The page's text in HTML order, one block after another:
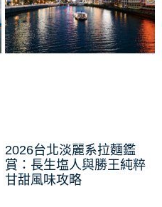
2026台北淡麗系拉麵鑑
賞：長生塩人與勝王純粹
甘甜風味攻略